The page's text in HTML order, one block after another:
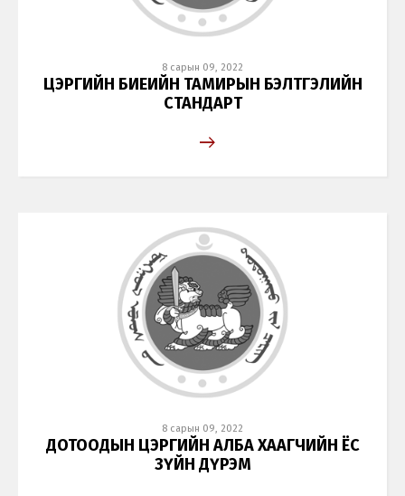
8 сарын 09, 2022
ЦЭРГИЙН БИЕИЙН ТАМИРЫН БЭЛТГЭЛИЙН
СТАНДАРТ
8 сарын 09, 2022
ДОТООДЫН ЦЭРГИЙН АЛБА ХААГЧИЙН ЁС
ЗҮЙН ДҮРЭМ